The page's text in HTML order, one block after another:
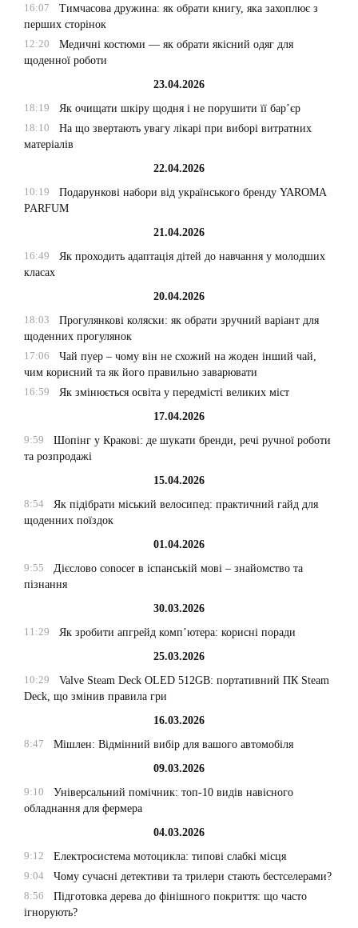
16:07
Тимчасова дружина: як обрати книгу, яка захоплює з
перших сторінок
12:20
Медичні костюми — як обрати якісний одяг для
щоденної роботи
23.04.2026
18:19
Як очищати шкіру щодня і не порушити її бар’єр
18:10
На що звертають увагу лікарі при виборі витратних
матеріалів
22.04.2026
10:19
Подарункові набори від українського бренду YAROMA
PARFUM
21.04.2026
16:49
Як проходить адаптація дітей до навчання у молодших
класах
20.04.2026
18:03
Прогулянкові коляски: як обрати зручний варіант для
щоденних прогулянок
17:06
Чай пуер – чому він не схожий на жоден інший чай,
чим корисний та як його правильно заварювати
16:59
Як змінюється освіта у передмісті великих міст
17.04.2026
9:59
Шопінг у Кракові: де шукати бренди, речі ручної роботи
та розпродажі
15.04.2026
8:54
Як підібрати міський велосипед: практичний гайд для
щоденних поїздок
01.04.2026
9:55
Дієслово conocer в іспанській мові – знайомство та
пізнання
30.03.2026
11:29
Як зробити апгрейд комп’ютера: корисні поради
25.03.2026
10:29
Valve Steam Deck OLED 512GB: портативний ПК Steam
Deck, що змінив правила гри
16.03.2026
8:47
Мішлен: Відмінний вибір для вашого автомобіля
09.03.2026
9:10
Універсальний помічник: топ-10 видів навісного
обладнання для фермера
04.03.2026
9:12
Електросистема мотоцикла: типові слабкі місця
9:04
Чому сучасні детективи та трилери стають бестселерами?
8:56
Підготовка дерева до фінішного покриття: що часто
ігнорують?